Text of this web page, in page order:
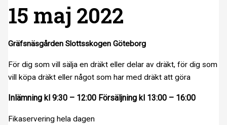
15 maj 2022
Gräfsnäsgården Slottsskogen Göteborg
För dig som vill sälja en dräkt eller delar av dräkt, för dig som
vill köpa dräkt eller något som har med dräkt att göra
Inlämning kl 9:30 – 12:00 Försäljning kl 13:00 – 16:00
Fikaservering hela dagen